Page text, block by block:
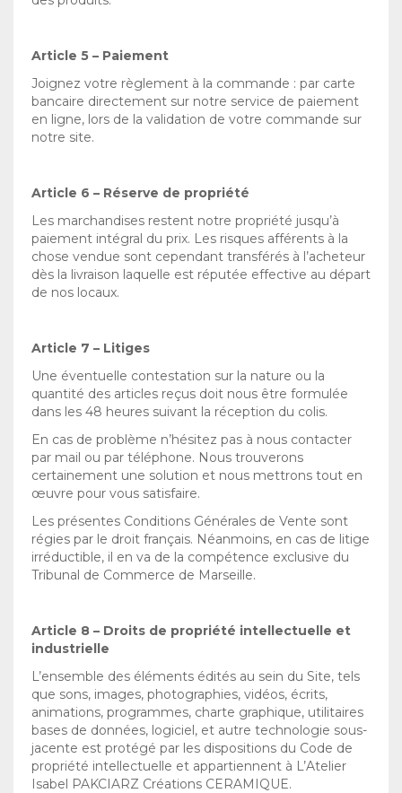
Article 5 – Paiement
Joignez votre règlement à la commande : par carte
bancaire directement sur notre service de paiement
en ligne, lors de la validation de votre commande sur
notre site.
Article 6 – Réserve de propriété
Les marchandises restent notre propriété jusqu’à
paiement intégral du prix. Les risques afférents à la
chose vendue sont cependant transférés à l’acheteur
dès la livraison laquelle est réputée effective au départ
de nos locaux.
Article 7 – Litiges
Une éventuelle contestation sur la nature ou la
quantité des articles reçus doit nous être formulée
dans les 48 heures suivant la réception du colis.
En cas de problème n’hésitez pas à nous contacter
par mail ou par téléphone. Nous trouverons
certainement une solution et nous mettrons tout en
œuvre pour vous satisfaire.
Les présentes Conditions Générales de Vente sont
régies par le droit français. Néanmoins, en cas de litige
irréductible, il en va de la compétence exclusive du
Tribunal de Commerce de Marseille.
Article 8 – Droits de propriété intellectuelle et
industrielle
L’ensemble des éléments édités au sein du Site, tels
que sons, images, photographies, vidéos, écrits,
animations, programmes, charte graphique, utilitaires
bases de données, logiciel, et autre technologie sous-
jacente est protégé par les dispositions du Code de
propriété intellectuelle et appartiennent à L’Atelier
Isabel PAKCIARZ Créations CERAMIQUE.